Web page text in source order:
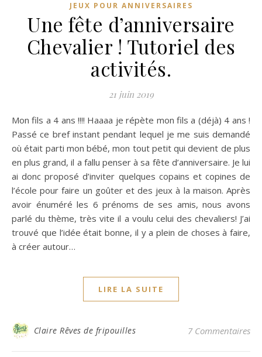
JEUX POUR ANNIVERSAIRES
Une fête d’anniversaire
Chevalier ! Tutoriel des
activités.
21 juin 2019
Mon fils a 4 ans !!!! Haaaa je répète mon fils a (déjà) 4 ans !
Passé ce bref instant pendant lequel je me suis demandé
où était parti mon bébé, mon tout petit qui devient de plus
en plus grand, il a fallu penser à sa fête d’anniversaire. Je lui
ai donc proposé d’inviter quelques copains et copines de
l’école pour faire un goûter et des jeux à la maison. Après
avoir énuméré les 6 prénoms de ses amis, nous avons
parlé du thème, très vite il a voulu celui des chevaliers! J’ai
trouvé que l’idée était bonne, il y a plein de choses à faire,
à créer autour…
LIRE LA SUITE
Claire Rêves de fripouilles 7 Commentaires